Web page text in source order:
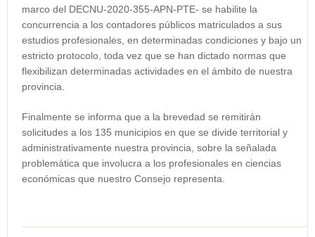
marco del DECNU-2020-355-APN-PTE- se habilite la
concurrencia a los contadores públicos matriculados a sus
estudios profesionales, en determinadas condiciones y bajo un
estricto protocolo, toda vez que se han dictado normas que
flexibilizan determinadas actividades en el ámbito de nuestra
provincia.
Finalmente se informa que a la brevedad se remitirán
solicitudes a los 135 municipios en que se divide territorial y
administrativamente nuestra provincia, sobre la señalada
problemática que involucra a los profesionales en ciencias
económicas que nuestro Consejo representa.